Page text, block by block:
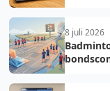
8 juli 2026